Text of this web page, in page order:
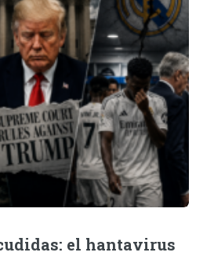
el hantavirus